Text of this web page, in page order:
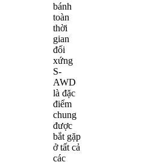
bánh
toàn
thời
gian
đối
xứng
S-
AWD
là đặc
điểm
chung
được
bắt gặp
ở tất cả
các